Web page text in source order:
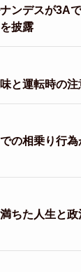
ンデスが3A
披露
と運転時の注
の相乗り行
ちた人生と